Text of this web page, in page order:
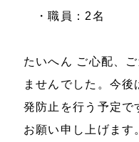
・職員：2名
たいへん ご心配、
ませんでした。今
発防止を行う予定で
お願い申し上げます